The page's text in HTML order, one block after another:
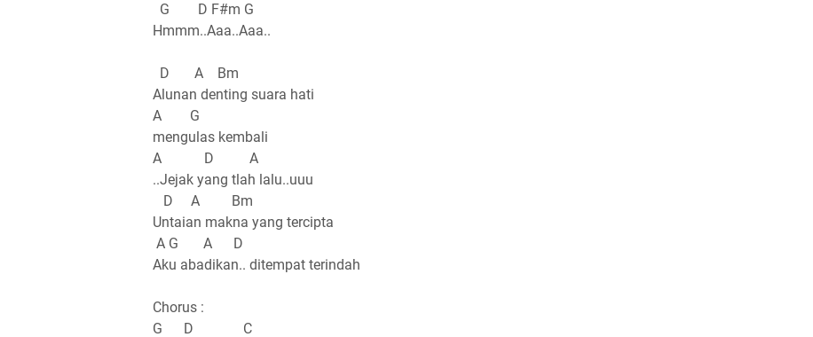
G D F#m G
Hmmm..Aaa..Aaa..
D A Bm
Alunan denting suara hati
A G
mengulas kembali
A D A
..Jejak yang tlah lalu..uuu
D A Bm
Untaian makna yang tercipta
A G A D
Aku abadikan.. ditempat terindah
Chorus :
G D C